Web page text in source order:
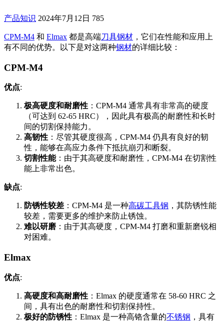
产品知识 2024年7月12日 785
CPM-M4 和 Elmax 都是高端刀具钢材 ，它们在性能和应用上
有不同的优势。以下是对这两种钢材的详细比较：
CPM-M4
优点:
极高硬度和耐磨性 ：CPM-M4 通常具有非常高的硬度
（可达到 62-65 HRC），因此具有极高的耐磨性和长时
间的切割保持能力。
高韧性 ：尽管其硬度很高，CPM-M4 仍具有良好的韧
性，能够在高应力条件下抵抗崩刃和断裂。
切割性能：由于其高硬度和耐磨性，CPM-M4 在切割性
能上非常出色。
缺点:
防锈性较差 ：CPM-M4 是一种高碳工具钢 ，其防锈性能
较差，需要更多的维护来防止锈蚀。
难以研磨 ：由于其高硬度，CPM-M4 打磨和重新磨锐相
对困难。
Elmax
优点:
高硬度和高耐磨性 ：Elmax 的硬度通常在 58-60 HRC 之
间，具有出色的耐磨性和切割保持性。
极好的防锈性 ：Elmax 是一种高铬含量的不锈钢 ，具有